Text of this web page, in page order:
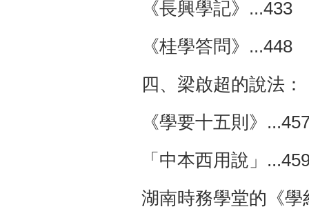
《長興學記》
《桂學答問》...448
四、梁啟超的說法
《學要十五則》
「中本西用說」
湖南時務學堂的《